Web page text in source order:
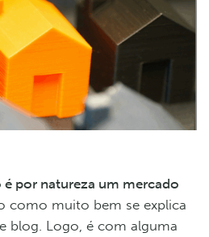
por natureza um mercado
como muito bem se explica
blog. Logo, é com alguma